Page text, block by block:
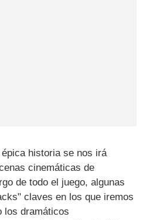
historia se nos irá
cinemáticas de
de todo el juego, algunas
claves en los que iremos
los dramáticos